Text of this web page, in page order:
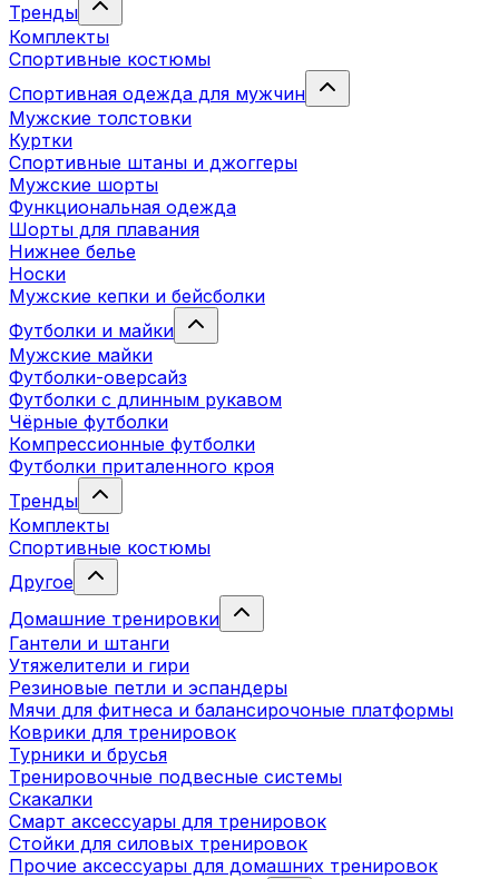
Тренды
Комплекты
Спортивные костюмы
Спортивная одежда для мужчин
Мужские толстовки
Куртки
Спортивные штаны и джоггеры
Мужские шорты
Функциональная одежда
Шорты для плавания
Нижнее белье
Носки
Мужские кепки и бейсболки
Футболки и майки
Мужские майки
Футболки-оверсайз
Футболки с длинным рукавом
Чёрные футболки
Компрессионные футболки
Футболки приталенного кроя
Тренды
Комплекты
Спортивные костюмы
Другое
Домашние тренировки
Гантели и штанги
Утяжелители и гири
Резиновые петли и эспандеры
Мячи для фитнеса и балансирочоные платформы
Коврики для тренировок
Турники и брусья
Тренировочные подвесные системы
Скакалки
Смарт аксессуары для тренировок
Стойки для силовых тренировок
Прочие аксессуары для домашних тренировок